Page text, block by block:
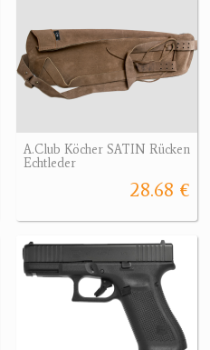
A.Club Köcher SATIN Rücken
Echtleder
28.68 €